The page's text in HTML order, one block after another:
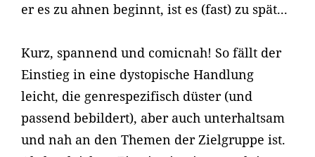
er es zu ahnen beginnt, ist es (fast) zu spät...
Kurz, spannend und comicnah! So fällt der
Einstieg in eine dystopische Handlung
leicht, die genrespezifisch düster (und
passend bebildert), aber auch unterhaltsam
und nah an den Themen der Zielgruppe ist.